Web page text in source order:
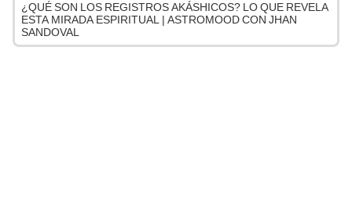
¿QUÉ SON LOS REGISTROS AKÁSHICOS? LO QUE REVELA
ESTA MIRADA ESPIRITUAL | ASTROMOOD CON JHAN
SANDOVAL